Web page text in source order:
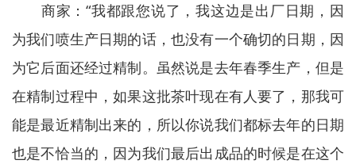
商家：“我都跟您说了，我这边是出厂日期，因
为我们喷生产日期的话，也没有一个确切的日期，因
为它后面还经过精制。虽然说是去年春季生产，但是
在精制过程中，如果这批茶叶现在有人要了，那我可
能是最近精制出来的，所以你说我们都标去年的日期
也是不恰当的，因为我们最后出成品的时候是在这个